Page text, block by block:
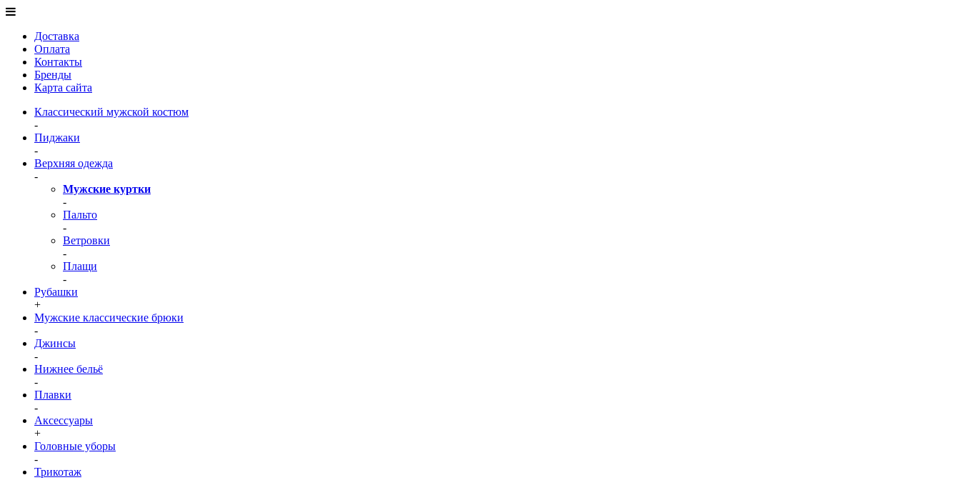
Доставка
Оплата
Контакты
Бренды
Карта сайта
Классический мужской костюм
-
Пиджаки
-
Верхняя одежда
-
Мужские куртки
-
Пальто
-
Ветровки
-
Плащи
-
Рубашки
+
Мужские классические брюки
-
Джинсы
-
Нижнее бельё
-
Плавки
-
Аксессуары
+
Головные уборы
-
Трикотаж